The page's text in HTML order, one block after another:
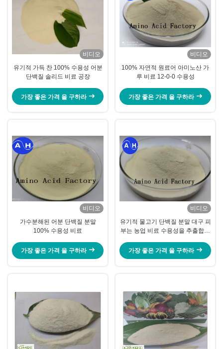
비디오
유기적 가득 찬 100% 수용성 어분
단백질 솔리드 비료 공장
가장 좋은 가격 을 구하라
비디오
100% 자연적 원료어 아미노산 가
루 비료 12-0-0 수용성
가장 좋은 가격 을 구하라
비디오
가수분해된 어분 단백질 분말
100% 수용성 비료
가장 좋은 가격 을 구하라
비디오
유기적 물고기 단백질 분말 대구 피
부는 농업 비료 수용성을 추출합니
가장 좋은 가격 을 구하라